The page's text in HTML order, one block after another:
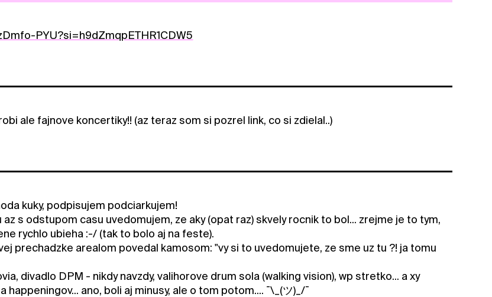
PYU?si=h9dZmqpETHR1CDW5
ale fajnove koncertiky!! (az teraz som si pozrel link, co si zdielal..)
kuky, podpisujem podciarkujem!
s odstupom casu uvedomujem, ze aky (opat raz) skvely rocnik to bol... zrejme je to tym,
rychlo ubieha :-/ (tak to bolo aj na feste).
prechadzke arealom povedal kamosom: "vy si to uvedomujete, ze sme uz tu ?! ja tomu
divadlo DPM - nikdy navzdy, valihorove drum sola (walking vision), wp stretko... a xy
happeningov... ano, boli aj minusy, ale o tom potom.... ¯\_(ツ)_/¯